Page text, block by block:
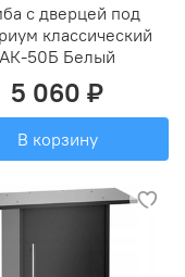
с дверцей под
классический
АК-50Б Белый
5 060 ₽
В корзину